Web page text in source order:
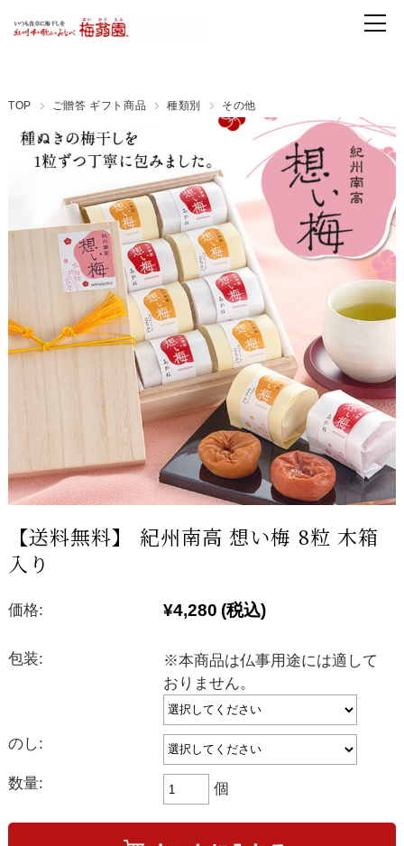
TOP ご贈答 ギフト商品 種類別 その他
【送料無料】 紀州南高 想い梅 8粒 木箱
入り
価格: ¥4,280 (税込)
包装:
※本商品は仏事用途には適して
おりません。
のし:
数量: 個